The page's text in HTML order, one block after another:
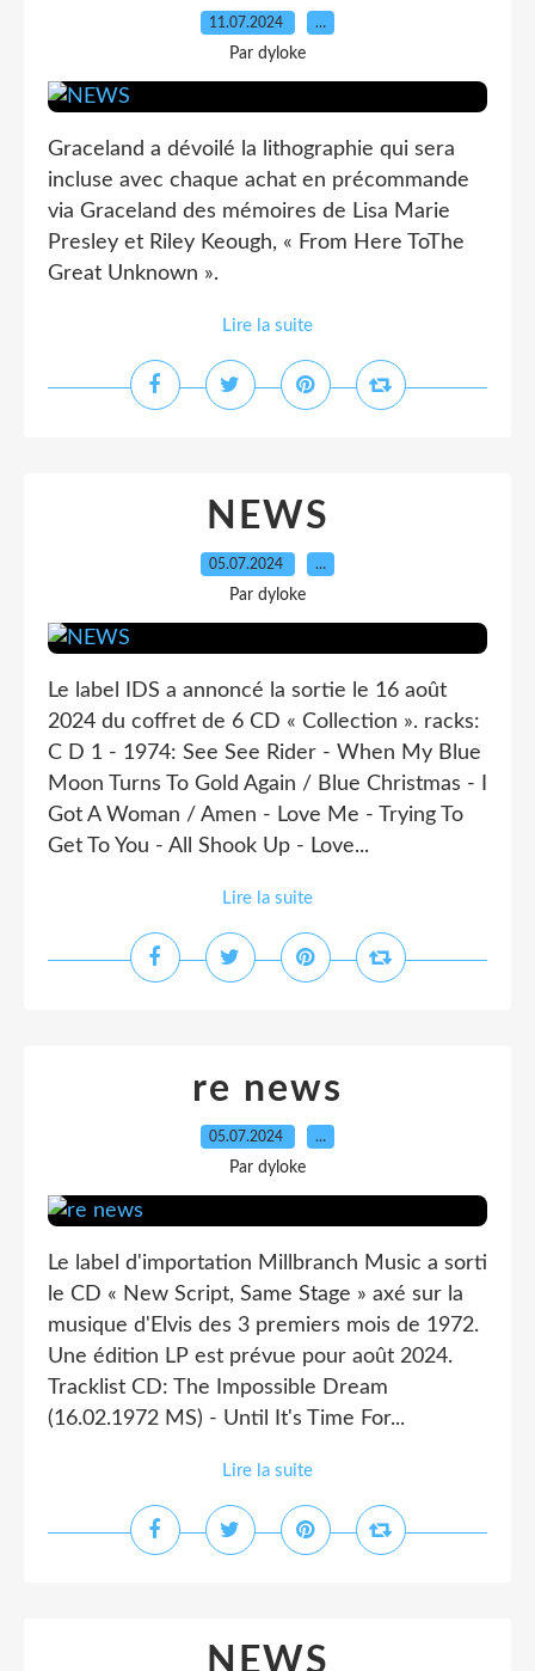
11.07.2024 …
Par dyloke
Graceland a dévoilé la lithographie qui sera
incluse avec chaque achat en précommande
via Graceland des mémoires de Lisa Marie
Presley et Riley Keough, « From Here ToThe
Great Unknown ».
Lire la suite
NEWS
05.07.2024 …
Par dyloke
Le label IDS a annoncé la sortie le 16 août
2024 du coffret de 6 CD « Collection ». racks:
C D 1 - 1974: See See Rider - When My Blue
Moon Turns To Gold Again / Blue Christmas - I
Got A Woman / Amen - Love Me - Trying To
Get To You - All Shook Up - Love...
Lire la suite
re news
05.07.2024 …
Par dyloke
Le label d'importation Millbranch Music a sorti
le CD « New Script, Same Stage » axé sur la
musique d'Elvis des 3 premiers mois de 1972.
Une édition LP est prévue pour août 2024.
Tracklist CD: The Impossible Dream
(16.02.1972 MS) - Until It's Time For...
Lire la suite
NEWS